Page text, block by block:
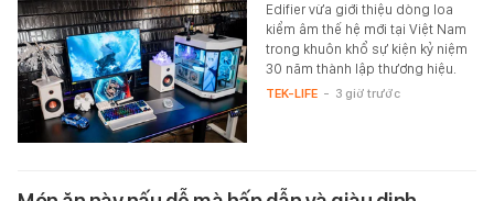
Edifier vừa giới thiệu dòng loa
kiểm âm thế hệ mới tại Việt Nam
trong khuôn khổ sự kiện kỷ niệm
30 năm thành lập thương hiệu.
TEK-LIFE - 3 giờ trước